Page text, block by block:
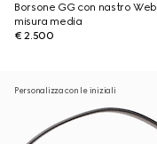
Borsone GG con nastro Web
misura media
€ 2.500
Personalizza con le iniziali